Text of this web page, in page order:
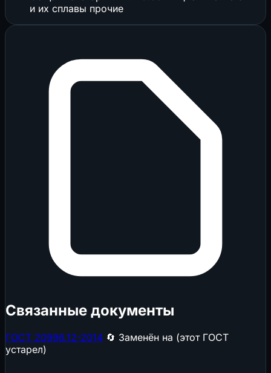
и их сплавы прочие
Связанные документы
ГОСТ 20996.12-2014 🔄 Заменён на (этот ГОСТ
устарел)